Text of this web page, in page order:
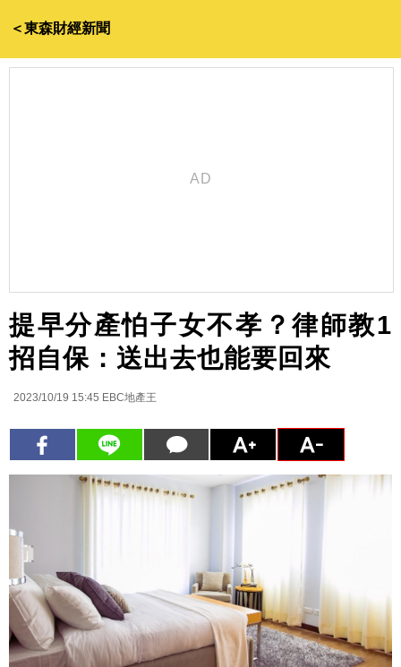
＜東森財經新聞
提早分產怕子女不孝？律師教1
招自保：送出去也能要回來
2023/10/19 15:45 EBC地產王